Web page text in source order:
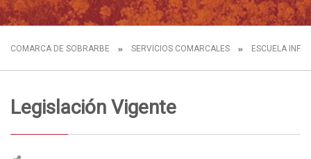
COMARCA DE SOBRARBE SERVICIOS COMARCALES ESCUELA
Legislación Vigente